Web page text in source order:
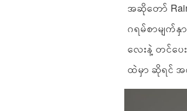
အဆိုတော်
ဂရမ်စာမျက်နှ
လေးနဲ့ တင်ပေ
ထဲမှာ ဆိုရင် အ